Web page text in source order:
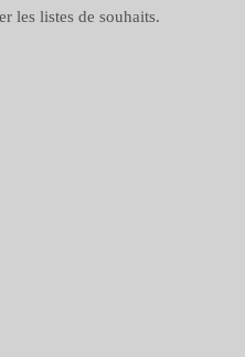
les listes de souhaits.